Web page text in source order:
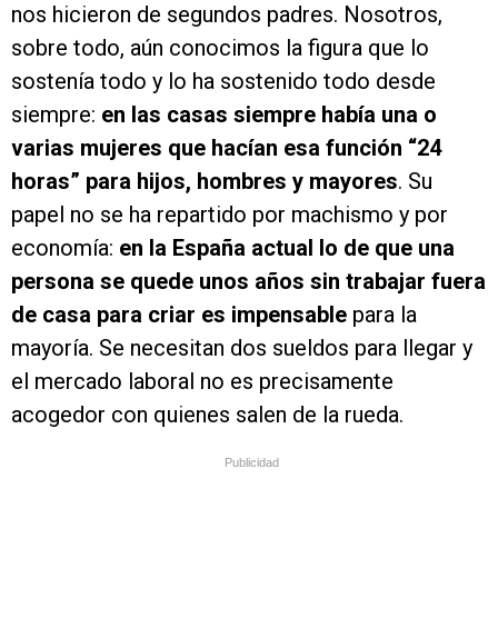
nos hicieron de segundos padres. Nosotros,
sobre todo, aún conocimos la figura que lo
sostenía todo y lo ha sostenido todo desde
siempre: en las casas siempre había una o
varias mujeres que hacían esa función “24
horas” para hijos, hombres y mayores. Su
papel no se ha repartido por machismo y por
economía: en la España actual lo de que una
persona se quede unos años sin trabajar fuera
de casa para criar es impensable para la
mayoría. Se necesitan dos sueldos para llegar y
el mercado laboral no es precisamente
acogedor con quienes salen de la rueda.
Publicidad